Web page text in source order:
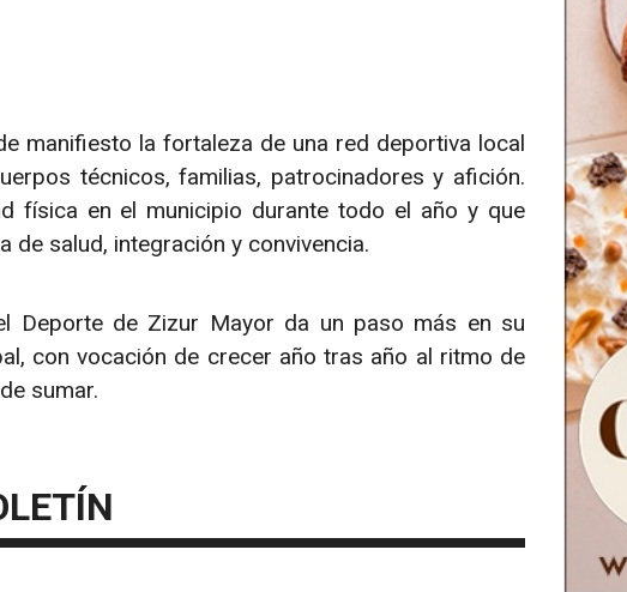
manifiesto la fortaleza de una red deportiva local
técnicos, familias, patrocinadores y afición.
física en el municipio durante todo el año y que
de salud, integración y convivencia.
Deporte de Zizur Mayor da un paso más en su
con vocación de crecer año tras año al ritmo de
sumar.